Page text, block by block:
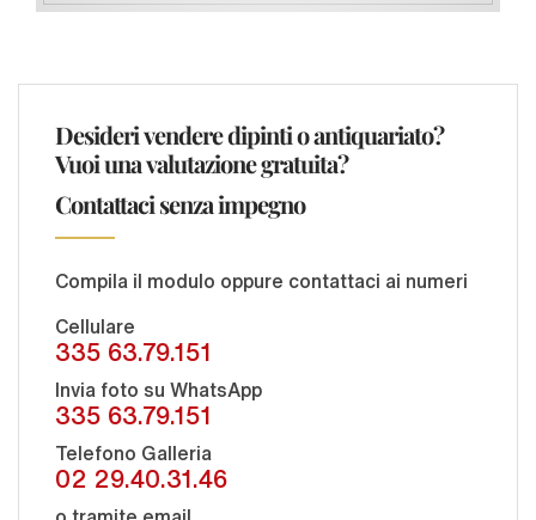
Desideri vendere dipinti o antiquariato?
Vuoi una valutazione gratuita?
Contattaci senza impegno
Compila il modulo oppure contattaci ai numeri
Cellulare
335 63.79.151
Invia foto su WhatsApp
335 63.79.151
Telefono Galleria
02 29.40.31.46